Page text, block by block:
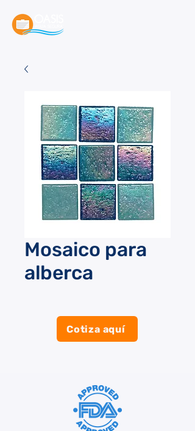
Mosaico para
alberca
Cotiza aquí